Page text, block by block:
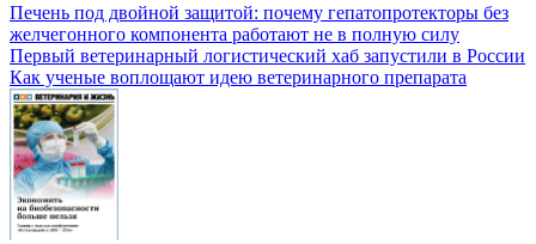
Печень под двойной защитой: почему гепатопротекторы без
желчегонного компонента работают не в полную силу
Первый ветеринарный логистический хаб запустили в России
Как ученые воплощают идею ветеринарного препарата